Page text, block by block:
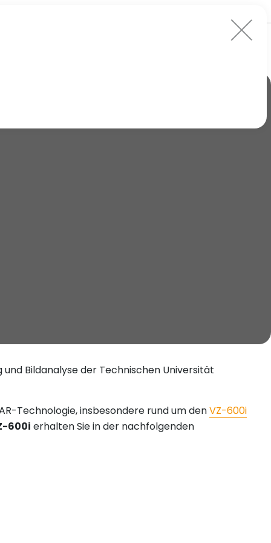
Bildanalyse der Technischen Universität
Technologie, insbesondere rund um denVZ-600i
600i erhalten Sie in der nachfolgenden